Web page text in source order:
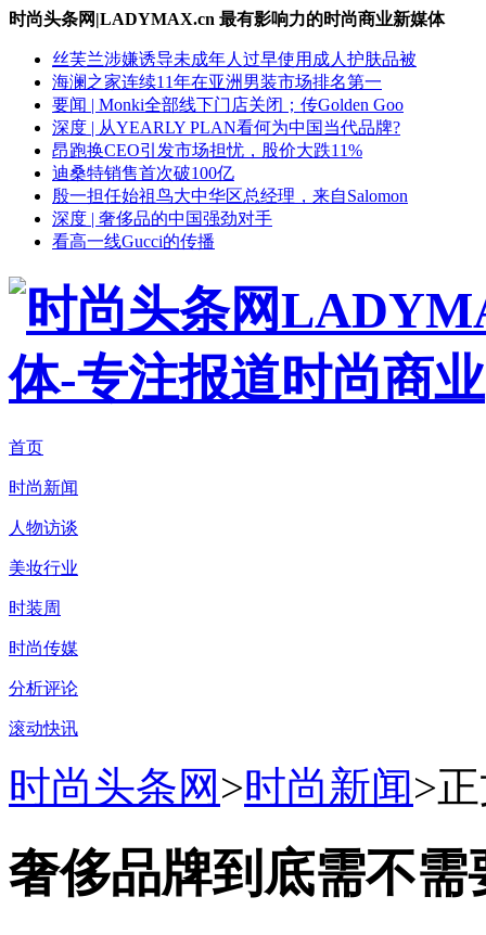
时尚头条网|LADYMAX.cn 最有影响力的时尚商业新媒体
丝芙兰涉嫌诱导未成年人过早使用成人护肤品被
海澜之家连续11年在亚洲男装市场排名第一
要闻 | Monki全部线下门店关闭；传Golden Goo
深度 | 从YEARLY PLAN看何为中国当代品牌?
昂跑换CEO引发市场担忧，股价大跌11%
迪桑特销售首次破100亿
殷一担任始祖鸟大中华区总经理，来自Salomon
深度 | 奢侈品的中国强劲对手
看高一线Gucci的传播
首页
时尚新闻
人物访谈
美妆行业
时装周
时尚传媒
分析评论
滚动快讯
时尚头条网 >时尚新闻>
奢侈品牌到底需不需